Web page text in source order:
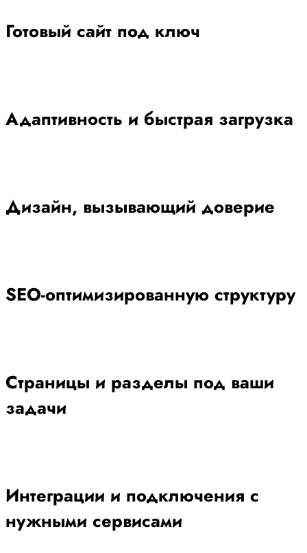
Готовый сайт под ключ
Адаптивность и быстрая загрузка
Дизайн, вызывающий доверие
SEO-оптимизированную структуру
Страницы и разделы под ваши
задачи
Интеграции и подключения с
нужными сервисами